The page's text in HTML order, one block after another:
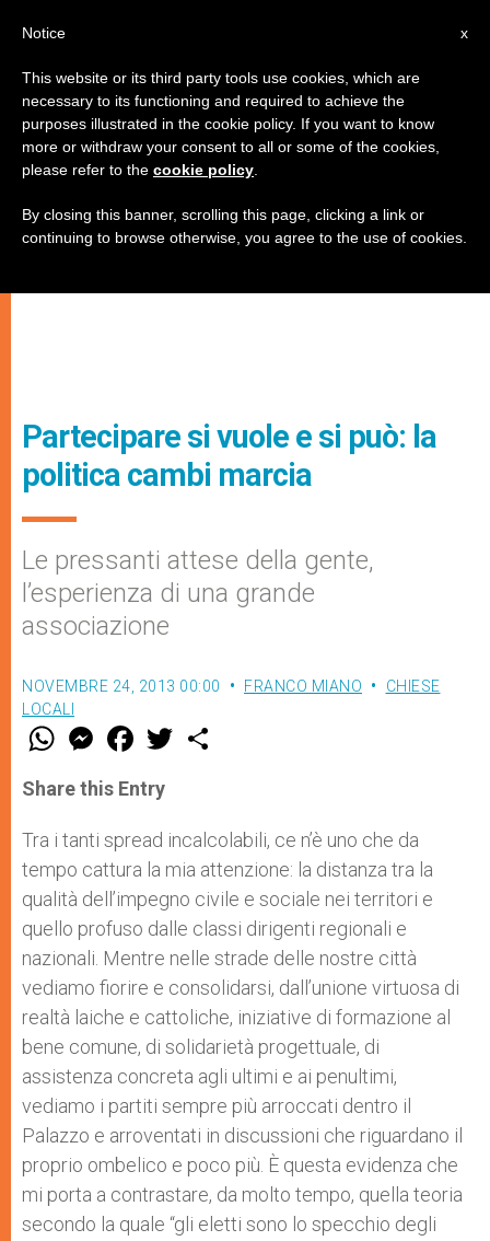
Partecipare si vuole e si può: la
politica cambi marcia
Le pressanti attese della gente,
l’esperienza di una grande
associazione
NOVEMBRE 24, 2013 00:00 FRANCO MIANO
CHIESE
LOCALI
W
t
s
p
p
M
e
s
e
g
e
r
F
a
e
b
o
k
w
r
Share this Entry
Tra i tanti spread incalcolabili, ce n’è uno che da
tempo cattura la mia attenzione: la distanza tra la
qualità dell’impegno civile e sociale nei territori e
quello profuso dalle classi dirigenti regionali e
nazionali. Mentre nelle strade delle nostre città
vediamo fiorire e consolidarsi, dall’unione virtuosa di
realtà laiche e cattoliche, iniziative di formazione al
bene comune, di solidarietà progettuale, di
assistenza concreta agli ultimi e ai penultimi,
vediamo i partiti sempre più arroccati dentro il
Palazzo e arroventati in discussioni che riguardano il
proprio ombelico e poco più. È questa evidenza che
mi porta a contrastare, da molto tempo, quella teoria
secondo la quale “gli eletti sono lo specchio degli
x
Notice
This website or its third party tools use cookies, which are
necessary to its functioning and required to achieve the
purposes illustrated in the cookie policy. If you want to know
more or withdraw your consent to all or some of the cookies,
please refer to the cookie policy
By closing this banner, scrolling this page, clicking a link or
continuing to browse otherwise, you agree to the use of cookies.